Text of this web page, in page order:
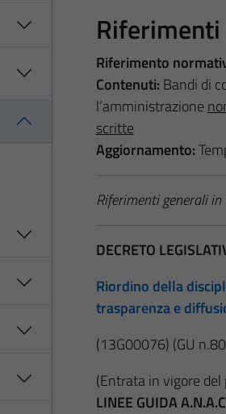
Riferimento
Contenuti: Bandi di
l’amministrazione
scritte
Aggiornamento:
Riferimenti generali
DECRETO
Riordino della
trasparenza e
(13G00076) (GU
(Entrata in vigore
LINEE GUIDA